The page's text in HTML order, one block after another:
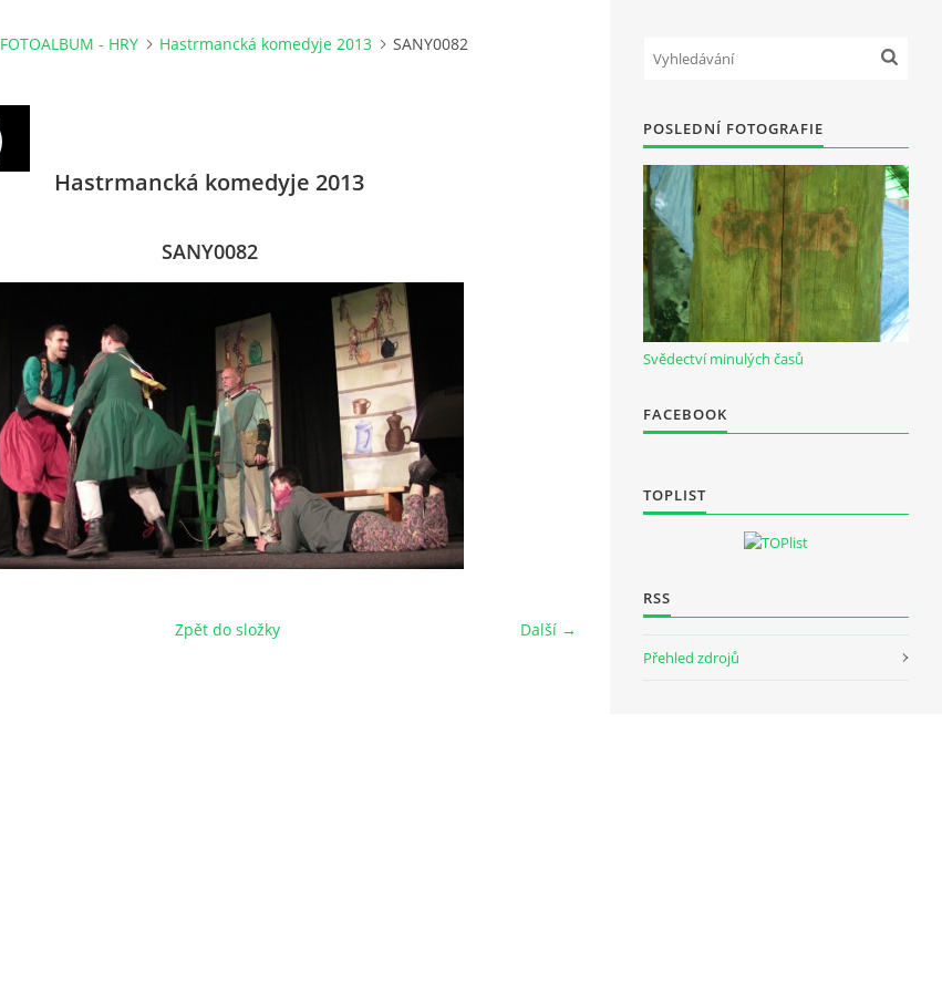
FOTOALBUM - HRY Hastrmancká komedyje 2013 SANY0082
Hastrmancká komedyje 2013
SANY0082
Další →
Zpět do složky
POSLEDNÍ FOTOGRAFIE
Svědectví minulých časů
FACEBOOK
TOPLIST
RSS
Přehled zdrojů